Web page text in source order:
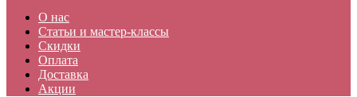
О нас
Статьи и мастер-классы
Скидки
Оплата
Доставка
Акции